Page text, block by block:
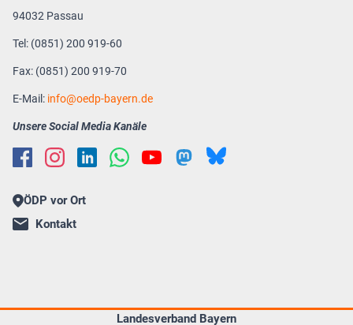
94032 Passau
Tel: (0851) 200 919-60
Fax: (0851) 200 919-70
E-Mail: info oedp-bayern.de
Unsere Social Media Kanäle
ÖDP vor Ort
Kontakt
Landesverband Bayern